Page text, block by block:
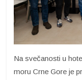
Na svečanosti u
moru Crne Gore je